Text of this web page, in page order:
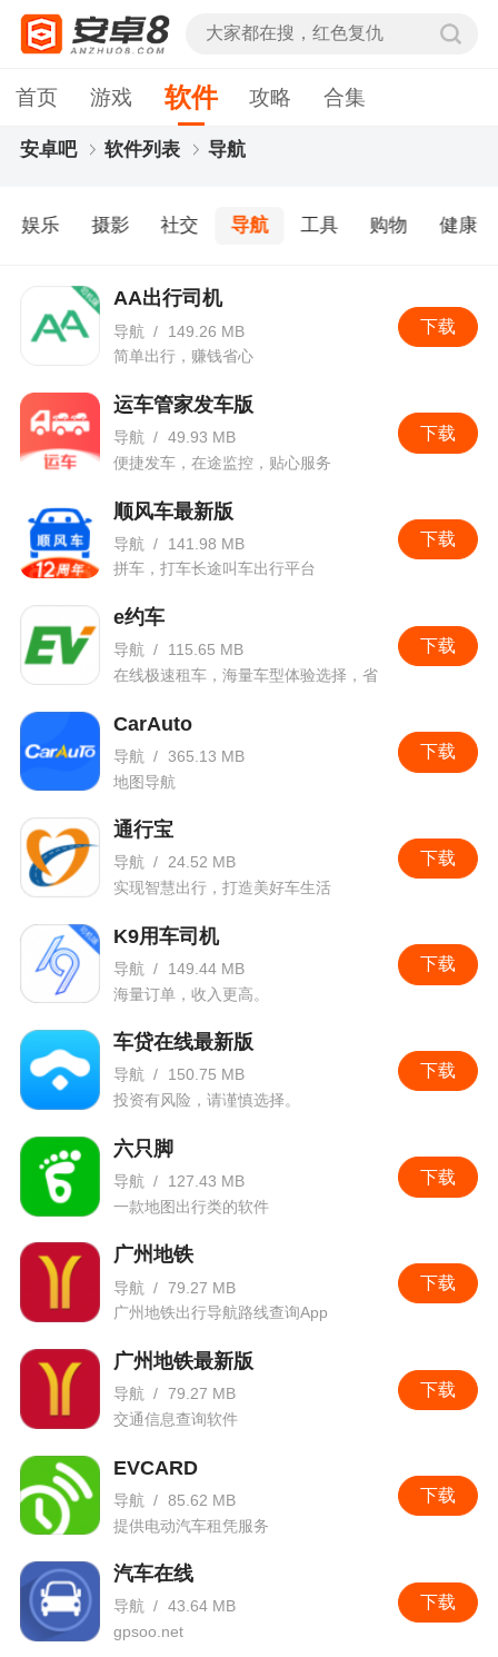
首页 游戏 软件 攻略 合集
安卓吧 软件列表 导航
娱乐 摄影 社交 导航 工具 购物 健康
下载
AA出行司机
导航 /
149.26 MB
简单出行，赚钱省心
下载
运车管家发车版
导航 / 49.93 MB
便捷发车，在途监控，贴心服务
下载
顺风车最新版
导航 /
141.98 MB
拼车，打车长途叫车出行平台
下载
e约车
导航 /
115.65 MB
在线极速租车，海量车型体验选择，省
下载
CarAuto
导航 / 365.13 MB
地图导航
下载
通行宝
导航 / 24.52 MB
实现智慧出行，打造美好车生活
下载
K9用车司机
导航 /
149.44 MB
海量订单，收入更高。
下载
车贷在线最新版
导航 /
150.75 MB
投资有风险，请谨慎选择。
下载
六只脚
导航 /
127.43 MB
一款地图出行类的软件
下载
广州地铁
导航 / 79.27 MB
广州地铁出行导航路线查询App
下载
广州地铁最新版
导航 / 79.27 MB
交通信息查询软件
下载
EVCARD
导航 / 85.62 MB
提供电动汽车租凭服务
下载
汽车在线
导航 / 43.64 MB
gpsoo.net